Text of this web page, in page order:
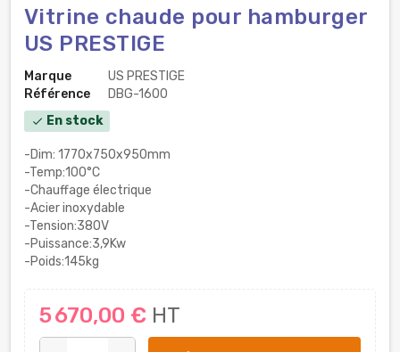
Vitrine chaude pour hamburger
US PRESTIGE
Marque
US PRESTIGE
Référence
DBG-1600
check En stock
-Dim: 1770x750x950mm
-Temp:100°C
-Chauffage électrique
-Acier inoxydable
-Tension:380V
-Puissance:3,9Kw
-Poids:145kg
5 670,00 € HT